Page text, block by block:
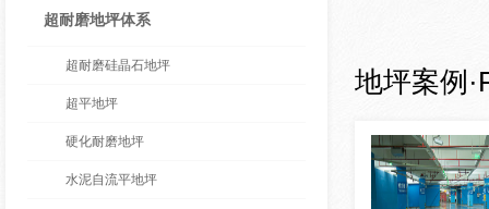
超耐磨地坪体系
超耐磨硅晶石地坪
超平地坪
硬化耐磨地坪
水泥自流平地坪
地坪案例